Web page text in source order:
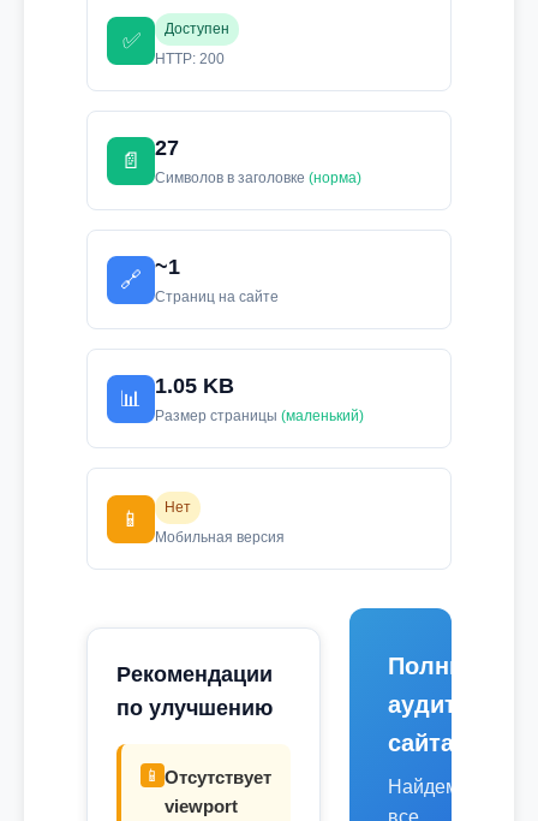
✅
Доступен
HTTP: 200
📄
27
Символов в заголовке (норма)
🔗
~1
Страниц на сайте
📊
1.05 KB
Размер страницы (маленький)
📱
Нет
Мобильная версия
Рекомендации
по улучшению
📱 Отсутствует
viewport
Полный
аудит
сайта
Найдем
все